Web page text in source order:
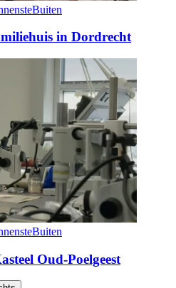
in Dordrecht
Oud-Poelgeest